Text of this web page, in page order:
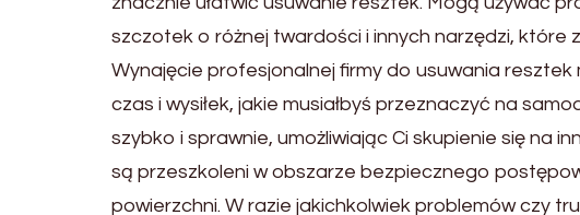
szczotek o różnej twardości i innych narzędzi, które
Wynajęcie profesjonalnej firmy do usuwania
czas i wysiłek, jakie musiałbyś przeznaczyć na
szybko i sprawnie, umożliwiając Ci skupienie się na
są przeszkoleni w obszarze bezpiecznego
powierzchni. W razie jakichkolwiek problemów czy